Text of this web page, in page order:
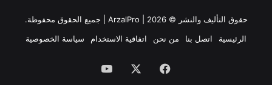
حقوق التأليف والنشر © ArzalPro | 2026 | جميع الحقوق محفوظة.
الرئيسية
اتصل بنا من نحن اتفاقية الاستخدام سياسة الخصوصية
فيسبوك ‫YouTube